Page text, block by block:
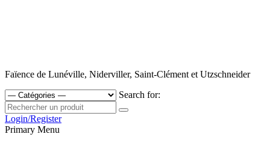
Faïence de Lunéville, Niderviller, Saint-Clément et Utzschneider
Search for:
Login/Register
Primary Menu